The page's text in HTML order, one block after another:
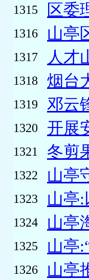
1315 区委
1316 山亭
1317 人才
1318 烟台
1319 邓云
1320 开展
1321 冬剪
1322 山亭
1323 山亭
1324 山亭
1325 山亭
1326 山亭